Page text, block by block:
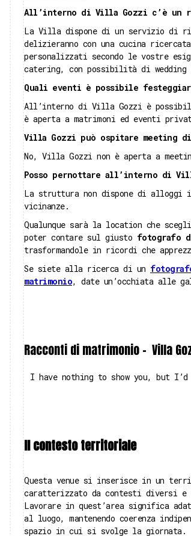
All’interno di Villa Gozzi c’è un
La Villa dispone di un servizio di
delizieranno con una cucina
personalizzati secondo le vostre
catering, con possibilità di wedding
Quali eventi è possibile
All’interno di Villa Gozzi è
è aperta a matrimoni ed eventi
Villa Gozzi può ospitare meeting
No, Villa Gozzi non è aperta a
Posso pernottare all’interno di
La struttura non dispone di alloggi
vicinanze.
Qualunque sarà la location che
poter contare sul giusto fotografo
trasformandole in ricordi che
Se siete alla ricerca di un
matrimonio, date un’occhiata alle
Racconti di matrimonio - Villa
I have nothing to show you, but
Il contesto territoriale
Questa venue si inserisce in un
caratterizzato da contesti diversi
Lavorare in quest’area significa
al luogo, mantenendo coerenza
spazio in cui si svolge la giornata.